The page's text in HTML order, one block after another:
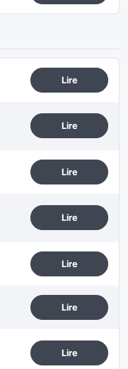
Lire
Lire
Lire
Lire
Lire
Lire
Lire